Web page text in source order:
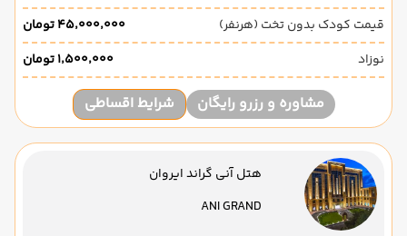
قیمت کودک بدون تخت (هرنفر)
۴۵٬۰۰۰٬۰۰۰ تومان
نوزاد
۱٬۵۰۰٬۰۰۰ تومان
مشاوره و رزرو رایگان شرایط اقساطی
هتل آنی گراند ایروان
ANI GRAND